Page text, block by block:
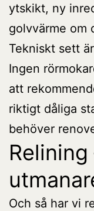
ytskikt, ny
golvvärme om
Tekniskt sett
Ingen
att
riktigt dåliga
behöver
Och så har vi